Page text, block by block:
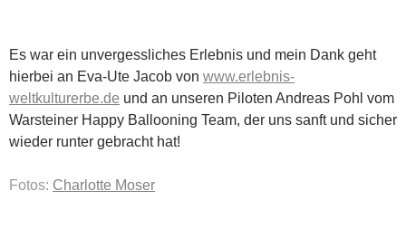
Es war ein unvergessliches Erlebnis und mein Dank geht
hierbei an Eva-Ute Jacob von www.erlebnis-
weltkulturerbe.de und an unseren Piloten Andreas Pohl vom
Warsteiner Happy Ballooning Team, der uns sanft und sicher
wieder runter gebracht hat!
Fotos: Charlotte Moser